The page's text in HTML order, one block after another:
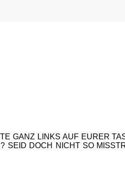
GANZ LINKS AUF EURER
SEID DOCH NICHT SO